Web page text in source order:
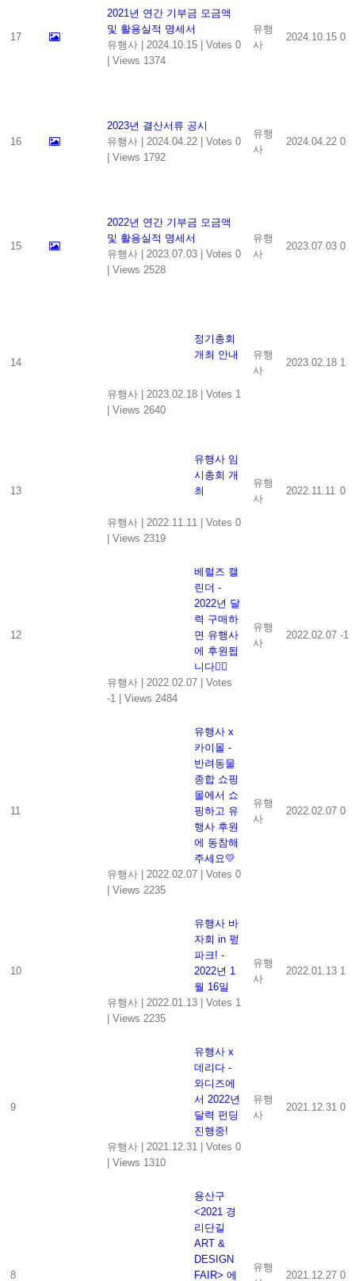
17
2021년 연간 기부금 모금액
및 활용실적 명세서
유행사 | 2024.10.15 | Votes 0
| Views 1374
유행
사
2024.10.15 0
16
2023년 결산서류 공시
유행사 | 2024.04.22 | Votes 0
| Views 1792
유행
사
2024.04.22 0
15
2022년 연간 기부금 모금액
및 활용실적 명세서
유행사 | 2023.07.03 | Votes 0
| Views 2528
유행
사
2023.07.03 0
14
정기총회
개최 안내
유행사 | 2023.02.18 | Votes 1
| Views 2640
유행
사
2023.02.18 1
13
유행사 임
시총회 개
최
유행사 | 2022.11.11 | Votes 0
| Views 2319
유행
사
2022.11.11 0
12
베럴즈 캘
린더 -
2022년 달
력 구매하
면 유행사
에 후원됩
니다👍🏻
유행사 | 2022.02.07 | Votes
-1 | Views 2484
유행
사
2022.02.07 -1
11
유행사 x
카이몰 -
반려동물
종합 쇼핑
몰에서 쇼
핑하고 유
행사 후원
에 동참해
주세요💛
유행사 | 2022.02.07 | Votes 0
| Views 2235
유행
사
2022.02.07 0
10
유행사 바
자회 in 펖
파크! -
2022년 1
월 16일
유행사 | 2022.01.13 | Votes 1
| Views 2235
유행
사
2022.01.13 1
9
유행사 x
데리다 -
와디즈에
서 2022년
달력 펀딩
진행중!
유행사 | 2021.12.31 | Votes 0
| Views 1310
유행
사
2021.12.31 0
8
용산구
<2021 경
리단길
ART &
DESIGN
FAIR> 에
유행
2021.12.27 0